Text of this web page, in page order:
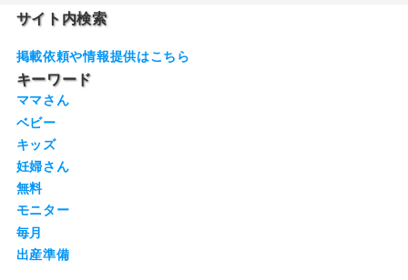
サイト内検索
掲載依頼や情報提供はこちら
キーワード
ママさん
ベビー
キッズ
妊婦さん
無料
モニター
毎月
出産準備